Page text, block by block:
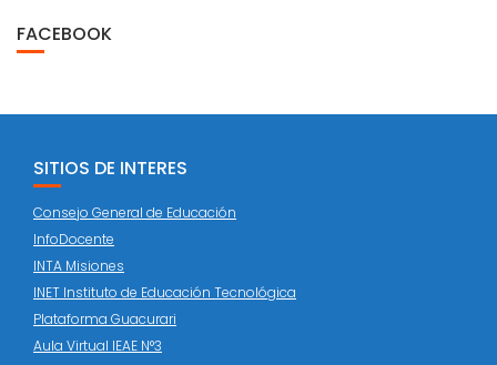
FACEBOOK
SITIOS DE INTERES
Consejo General de Educación
InfoDocente
INTA Misiones
INET Instituto de Educación Tecnológica
Plataforma Guacurari
Aula Virtual IEAE N°3